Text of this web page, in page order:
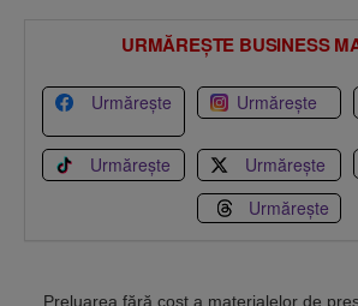
URMĂREȘTE BUSINESS
Urmărește Urmărește
Urmărește Urmărește
Urmărește
Preluarea fără cost a materialelor de